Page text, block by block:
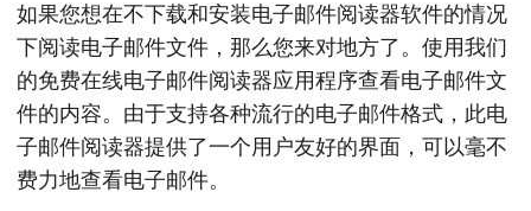
如果您想在不下载和安装电子邮件阅读器软件的情况
下阅读电子邮件文件，那么您来对地方了。使用我们
的免费在线电子邮件阅读器应用程序查看电子邮件文
件的内容。由于支持各种流行的电子邮件格式，此电
子邮件阅读器提供了一个用户友好的界面，可以毫不
费力地查看电子邮件。